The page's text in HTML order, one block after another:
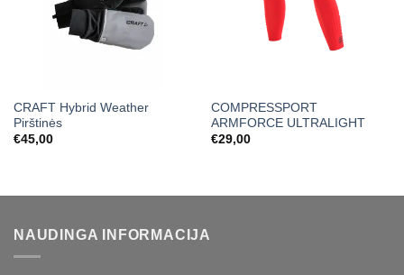
CRAFT Hybrid Weather
Pirštinės
€45,00
COMPRESSPORT
ARMFORCE ULTRALIGHT
€29,00
NAUDINGA INFORMACIJA